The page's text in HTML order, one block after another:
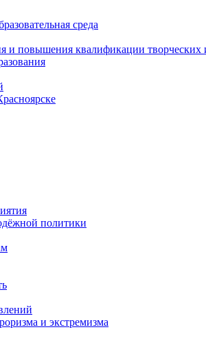
среда
и повышения квалификации творческих
политики
и экстремизма